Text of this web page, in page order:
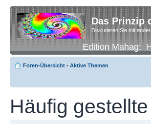
Das Prinzip
Diskutieren Sie mit
Edition Mahag:
Foren-Übersicht • Aktive Themen
Häufig